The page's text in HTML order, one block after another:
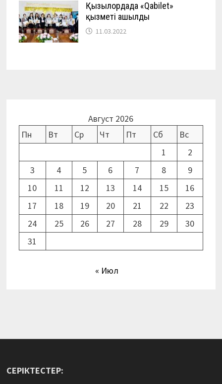
Қызылордада «Qabilet»
қызметі ашылды
11.03.2022
Август 2026
Пн
Вт Ср Чт Пт Сб
Вс
1
2
3
4 5 6 7 8
9
10
11 12 13 14 15
16
17
18 19 20 21 22
23
24
25 26 27 28 29
30
31
« Июл
СЕРІКТЕСТЕР: